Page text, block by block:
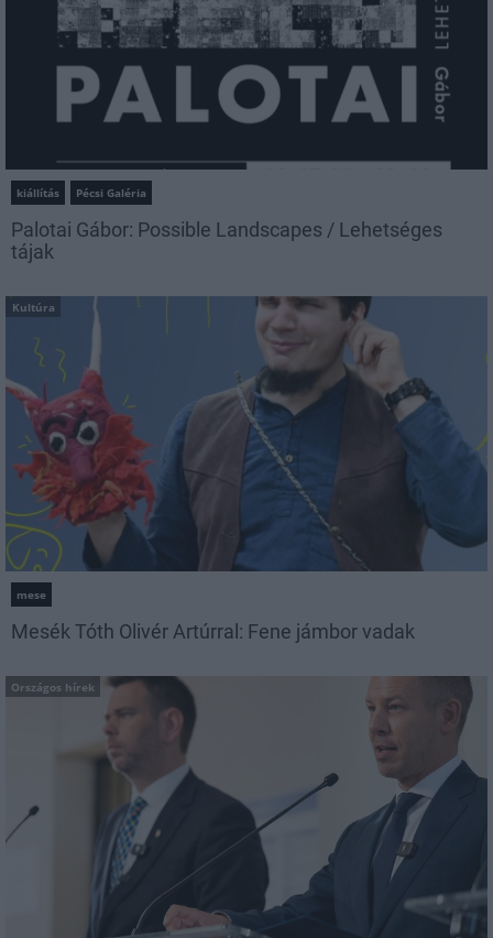
kiállítás Pécsi Galéria
Palotai Gábor: Possible Landscapes / Lehetséges
tájak
Kultúra
mese
Mesék Tóth Olivér Artúrral: Fene jámbor vadak
Országos hírek